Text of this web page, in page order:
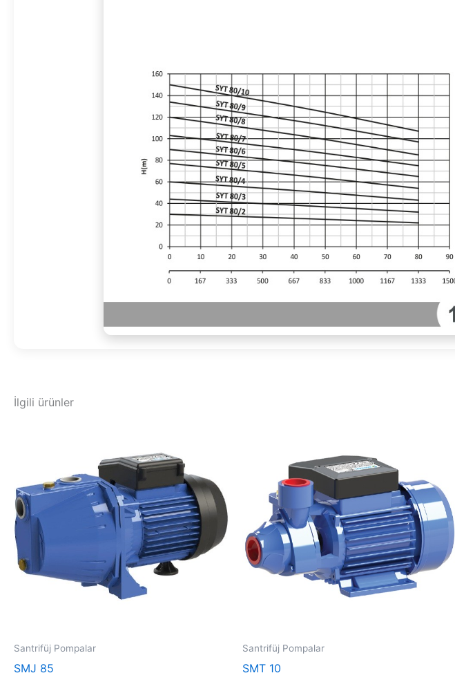
İlgili ürünler
Santrifüj Pompalar
SMJ 85
Santrifüj Pompalar
SMT 10